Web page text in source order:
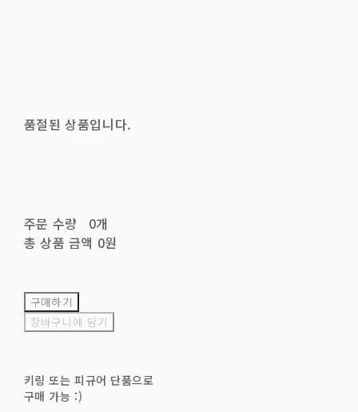
품절된 상품입니다.
주문 수량
0개
총 상품 금액 0원
구매하기
장바구니에 담기
키링 또는 피규어 단품으로
구매 가능 :)